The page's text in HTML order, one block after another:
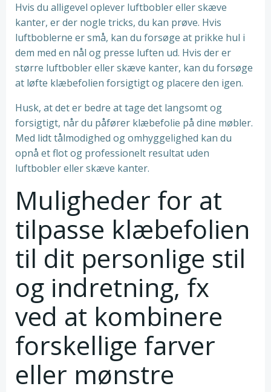
Hvis du alligevel oplever luftbobler eller skæve
kanter, er der nogle tricks, du kan prøve. Hvis
luftboblerne er små, kan du forsøge at prikke hul i
dem med en nål og presse luften ud. Hvis der er
større luftbobler eller skæve kanter, kan du forsøge
at løfte klæbefolien forsigtigt og placere den igen.
Husk, at det er bedre at tage det langsomt og
forsigtigt, når du påfører klæbefolie på dine møbler.
Med lidt tålmodighed og omhyggelighed kan du
opnå et flot og professionelt resultat uden
luftbobler eller skæve kanter.
Muligheder for at
tilpasse klæbefolien
til dit personlige stil
og indretning, fx
ved at kombinere
forskellige farver
eller mønstre